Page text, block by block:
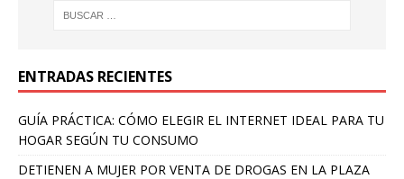
ENTRADAS RECIENTES
GUÍA PRÁCTICA: CÓMO ELEGIR EL INTERNET IDEAL PARA TU
HOGAR SEGÚN TU CONSUMO
DETIENEN A MUJER POR VENTA DE DROGAS EN LA PLAZA